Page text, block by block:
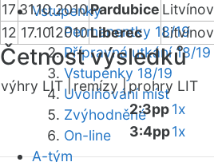
Vstupenky
Permanentky 18/19
Přípravná utkání 18/19
Vstupenky 18/19
Uvolňování míst
Zvýhodněné
On-line
A-tým
17 31.10.2010Pardubice Litvínov
12 17.10.2010Liberec Litvínov
Četnost výsledků
výhry LIT | remízy |prohry LIT
2:3pp1x
3:4pp1x